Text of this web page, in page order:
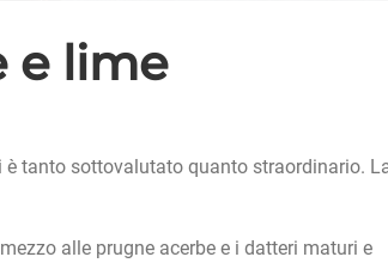
e lime
tanto sottovalutato quanto straordinario.
alle prugne acerbe e i datteri maturi e